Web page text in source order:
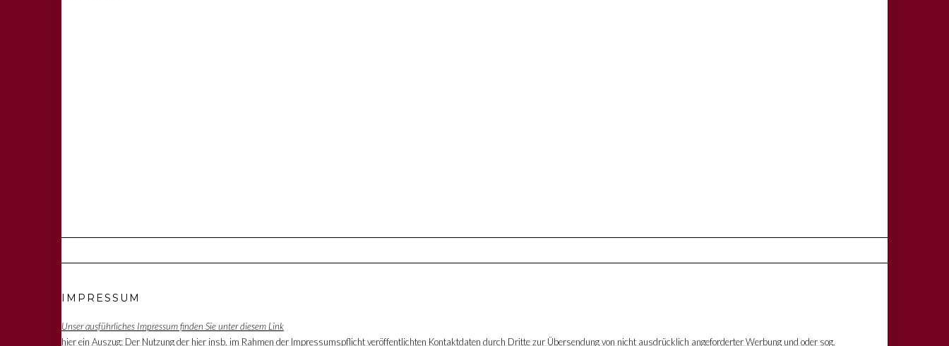
IMPRESSUM
Unser ausführliches Impressum finden Sie unter diesem Link
hier ein Auszug: Der Nutzung der hier insb. im Rahmen der Impressumspflicht veröffentlichten Kontaktdaten durch Dritte zur Übersendung von nicht ausdrücklich angeforderter Werbung und oder sog.